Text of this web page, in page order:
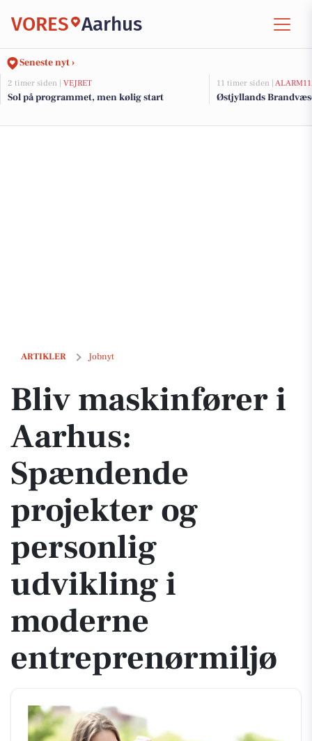
VORES Aarhus
Seneste nyt ›
2 timer siden | VEJRET
Sol på programmet, men kølig start
11 timer siden |
Østjyllands
ARTIKLER Jobnyt
Bliv maskinfører i Aarhus: Spændende projekter og personlig
Bliv maskinfører i
Aarhus:
Spændende
projekter og
personlig
udvikling i
moderne
entreprenørmiljø